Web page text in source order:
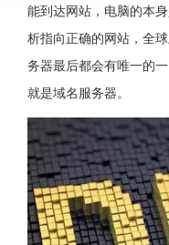
能到达网站，电脑的本
析指向正确的网站，全
务器最后都会有唯一的
就是域名服务器。